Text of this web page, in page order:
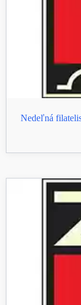
Nedeľná